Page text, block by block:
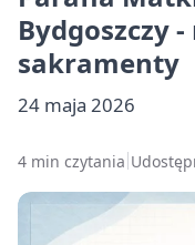
Bydgoszczy
sakramenty
24 maja 2026
4 min czytania